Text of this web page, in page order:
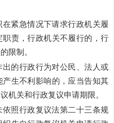
紧急情况下请求行政机关履
责，行政机关不履行的，行
限制。
的行政行为对公民、法人或
生不利影响的，应当告知其
机关和行政复议申请期限。
照行政复议法第二十三条规